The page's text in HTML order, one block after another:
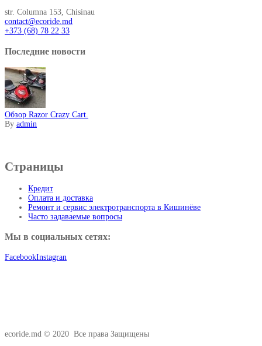
str. Columna 153, Chisinau
contact@ecoride.md
+373 (68) 78 22 33
Последние новости
Обзор Razor Crazy Cart.
By admin
Страницы
Кредит
Оплата и доставка
Ремонт и сервис электротранспорта в Кишинёве
Часто задаваемые вопросы
Мы в социальных сетях:
FacebookInstagran
ecoride.md © 2020 Все права Защищены